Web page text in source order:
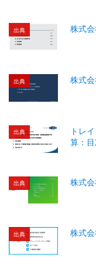
出典 株式
出典 株式
出典
トレ
算：
出典 株式
出典 株式